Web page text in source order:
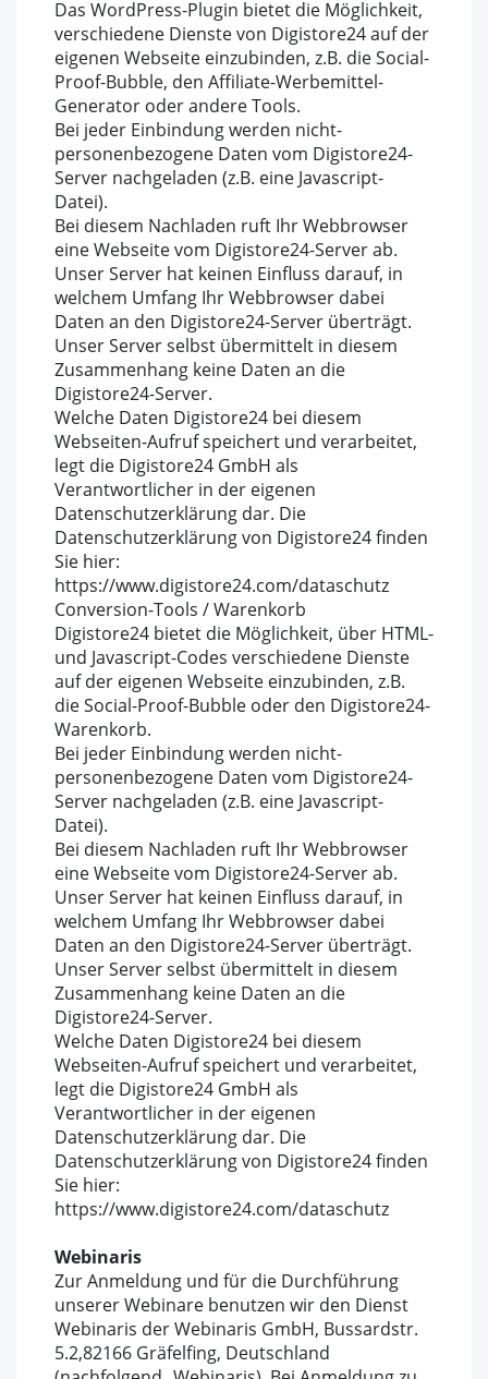
Das WordPress-Plugin bietet die Möglichkeit,
verschiedene Dienste von Digistore24 auf der
eigenen Webseite einzubinden, z.B. die Social-
Proof-Bubble, den Affiliate-Werbemittel-
Generator oder andere Tools.
Bei jeder Einbindung werden nicht-
personenbezogene Daten vom Digistore24-
Server nachgeladen (z.B. eine Javascript-
Datei).
Bei diesem Nachladen ruft Ihr Webbrowser
eine Webseite vom Digistore24-Server ab.
Unser Server hat keinen Einfluss darauf, in
welchem Umfang Ihr Webbrowser dabei
Daten an den Digistore24-Server überträgt.
Unser Server selbst übermittelt in diesem
Zusammenhang keine Daten an die
Digistore24-Server.
Welche Daten Digistore24 bei diesem
Webseiten-Aufruf speichert und verarbeitet,
legt die Digistore24 GmbH als
Verantwortlicher in der eigenen
Datenschutzerklärung dar. Die
Datenschutzerklärung von Digistore24 finden
Sie hier:
https://www.digistore24.com/dataschutz
Conversion-Tools / Warenkorb
Digistore24 bietet die Möglichkeit, über HTML-
und Javascript-Codes verschiedene Dienste
auf der eigenen Webseite einzubinden, z.B.
die Social-Proof-Bubble oder den Digistore24-
Warenkorb.
Bei jeder Einbindung werden nicht-
personenbezogene Daten vom Digistore24-
Server nachgeladen (z.B. eine Javascript-
Datei).
Bei diesem Nachladen ruft Ihr Webbrowser
eine Webseite vom Digistore24-Server ab.
Unser Server hat keinen Einfluss darauf, in
welchem Umfang Ihr Webbrowser dabei
Daten an den Digistore24-Server überträgt.
Unser Server selbst übermittelt in diesem
Zusammenhang keine Daten an die
Digistore24-Server.
Welche Daten Digistore24 bei diesem
Webseiten-Aufruf speichert und verarbeitet,
legt die Digistore24 GmbH als
Verantwortlicher in der eigenen
Datenschutzerklärung dar. Die
Datenschutzerklärung von Digistore24 finden
Sie hier:
https://www.digistore24.com/dataschutz
Webinaris
Zur Anmeldung und für die Durchführung
unserer Webinare benutzen wir den Dienst
Webinaris der Webinaris GmbH, Bussardstr.
5.2,82166 Gräfelfing, Deutschland